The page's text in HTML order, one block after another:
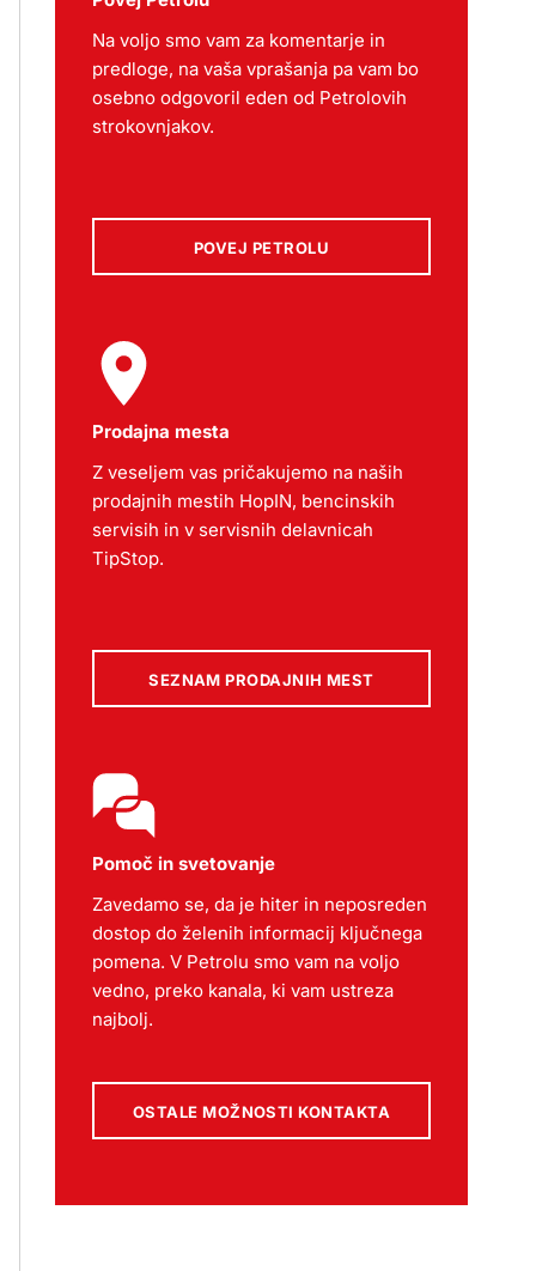
Na voljo smo vam za komentarje in
predloge, na vaša vprašanja pa vam bo
osebno odgovoril eden od Petrolovih
strokovnjakov.
POVEJ PETROLU
Prodajna mesta
Z veseljem vas pričakujemo na naših
prodajnih mestih HopIN, bencinskih
servisih in v servisnih delavnicah
TipStop.
SEZNAM PRODAJNIH MEST
Pomoč in svetovanje
Zavedamo se, da je hiter in neposreden
dostop do želenih informacij ključnega
pomena. V Petrolu smo vam na voljo
vedno, preko kanala, ki vam ustreza
najbolj.
OSTALE MOŽNOSTI KONTAKTA